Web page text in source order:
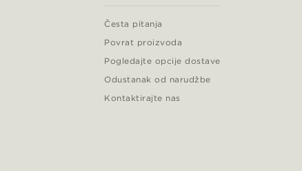
Česta pitanja
Povrat proizvoda
Pogledajte opcije dostave
Odustanak od narudžbe
Kontaktirajte nas